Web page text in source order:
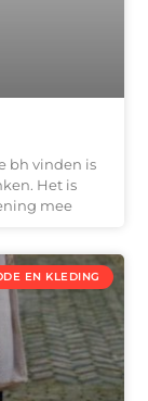
bh vinden is
Het is
mee
EN KLEDING